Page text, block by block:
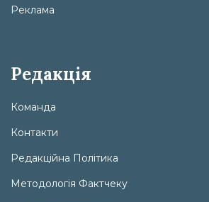
Реклама
Редакція
Команда
Контакти
Редакційна Політика
Методологія Фактчеку